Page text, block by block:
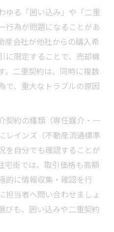
ゆる「囲い込み」や「二重
行為が問題になることがあ
産会社が他社からの購入希
に限定することで、売却機
。二重契約は、同時に複数
で、重大なトラブルの原因
契約の種類（専任媒介・一
レインズ（不動産流通標準
を自分でも確認することが
宅街では、取引価格も高額
的に情報収集・確認を行
担当者へ問い合わせましょ
びも、囲い込みや二重契約